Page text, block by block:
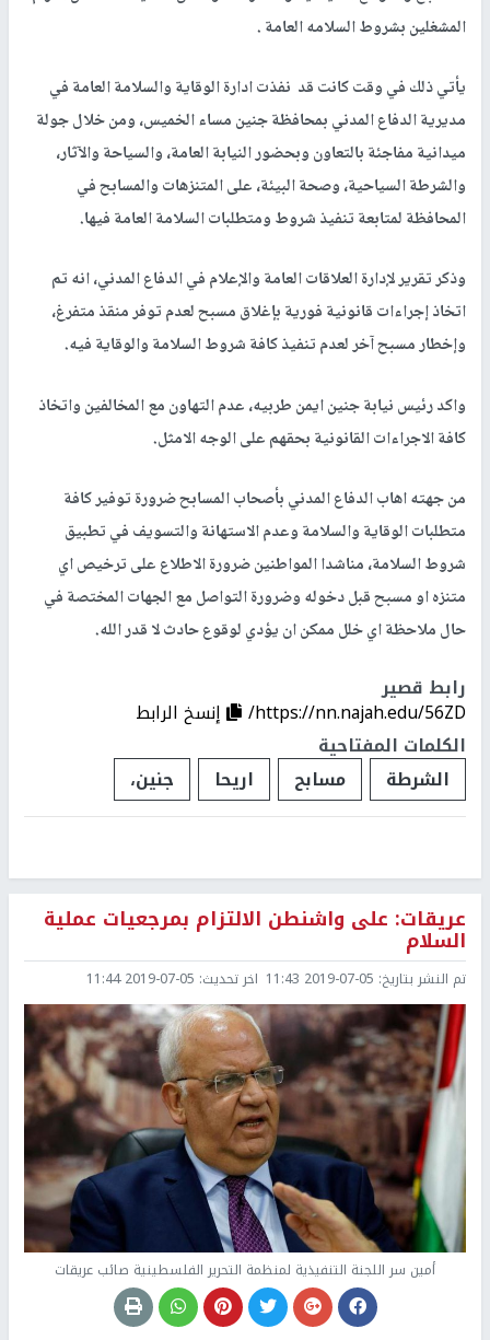
المشغلين بشروط السلامه العامة .
يأتي ذلك في وقت كانت قد نفذت ادارة الوقاية والسلامة العامة في
مديرية الدفاع المدني بمحافظة جنين مساء الخميس، ومن خلال جولة
ميدانية مفاجئة بالتعاون وبحضور النيابة العامة، والسياحة والآثار،
والشرطة السياحية، وصحة البيئة، على المتنزهات والمسابح في
المحافظة لمتابعة تنفيذ شروط ومتطلبات السلامة العامة فيها.
وذكر تقرير لإدارة العلاقات العامة والإعلام في الدفاع المدني، انه تم
اتخاذ إجراءات قانونية فورية بإغلاق مسبح لعدم توفر منقذ متفرغ،
وإخطار مسبح آخر لعدم تنفيذ كافة شروط السلامة والوقاية فيه.
واكد رئيس نيابة جنين ايمن طربيه، عدم التهاون مع المخالفين واتخاذ
كافة الاجراءات القانونية بحقهم على الوجه الامثل.
من جهته اهاب الدفاع المدني بأصحاب المسابح ضرورة توفير كافة
متطلبات الوقاية والسلامة وعدم الاستهانة والتسويف في تطبيق
شروط السلامة، مناشدا المواطنين ضرورة الاطلاع على ترخيص اي
متنزه او مسبح قبل دخوله وضرورة التواصل مع الجهات المختصة في
حال ملاحظة اي خلل ممكن ان يؤدي لوقوع حادث لا قدر الله.
رابط قصير
https://nn.najah.edu/56ZD/
إنسخ الرابط
الكلمات المفتاحية
الشرطة
مسابح اريحا جنين،
عريقات: على واشنطن الالتزام بمرجعيات عملية
السلام
تم النشر بتاريخ: 2019-07-05 11:43 اخر تحديث: 2019-07-05 11:44
أمين سر اللجنة التنفيذية لمنظمة التحرير الفلسطينية صائب عريقات